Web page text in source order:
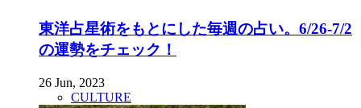
東洋占星術をもとにした毎週の占い。6/26-7/2
の運勢をチェック！
26 Jun, 2023
CULTURE